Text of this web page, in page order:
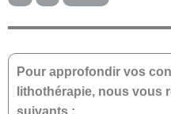
Pour approfondir vos
lithothérapie, nous vous